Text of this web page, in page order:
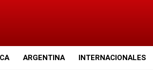
ARGENTINA INTERNACIONALES